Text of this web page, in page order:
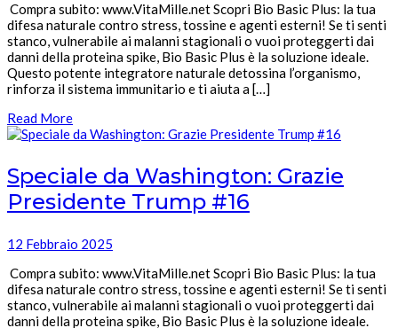
Compra subito: www.VitaMille.net Scopri Bio Basic Plus: la tua
difesa naturale contro stress, tossine e agenti esterni! Se ti senti
stanco, vulnerabile ai malanni stagionali o vuoi proteggerti dai
danni della proteina spike, Bio Basic Plus è la soluzione ideale.
Questo potente integratore naturale detossina l’organismo,
rinforza il sistema immunitario e ti aiuta a […]
Read More
Speciale da Washington: Grazie
Presidente Trump #16
12 Febbraio 2025
Compra subito: www.VitaMille.net Scopri Bio Basic Plus: la tua
difesa naturale contro stress, tossine e agenti esterni! Se ti senti
stanco, vulnerabile ai malanni stagionali o vuoi proteggerti dai
danni della proteina spike, Bio Basic Plus è la soluzione ideale.